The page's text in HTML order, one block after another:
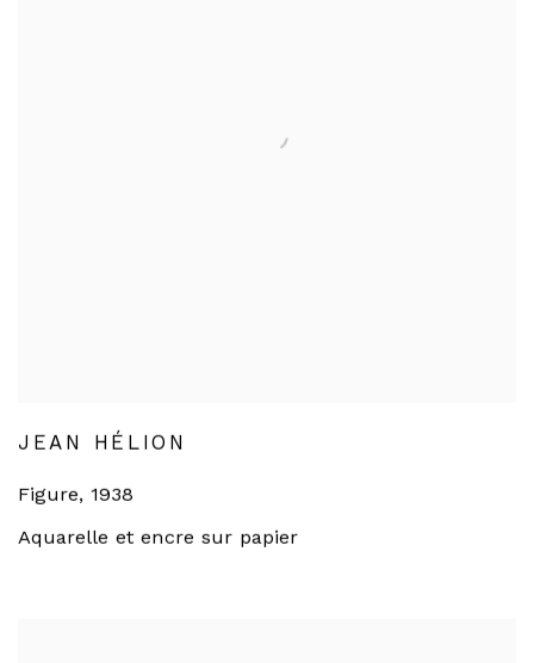
JEAN HÉLION
Figure, 1938
Aquarelle et encre sur papier